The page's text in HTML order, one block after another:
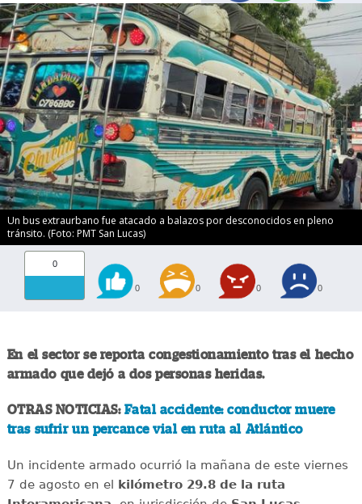
Un bus extraurbano fue atacado a balazos por desconocidos en pleno
tránsito. (Foto: PMT San Lucas)
0
0 0 0 0
En el sector se reporta congestionamiento tras el hecho
armado que dejó a dos personas heridas.
OTRAS NOTICIAS: Fatal accidente: conductor muere
tras sufrir un percance vial en ruta al Atlántico
Un incidente armado ocurrió la mañana de este viernes
7 de agosto en el kilómetro 29.8 de la ruta